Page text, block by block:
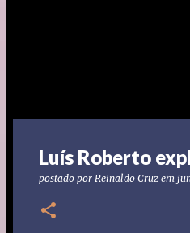
Luís Roberto
postado por Reinaldo Cruz em